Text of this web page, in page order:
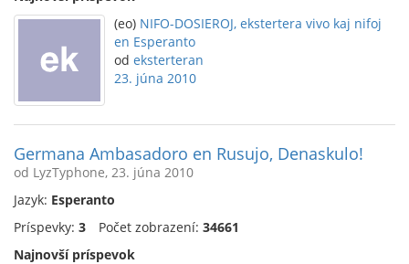
(eo) NIFO-DOSIEROJ, ekstertera vivo kaj nifoj
en Esperanto
od eksterteran
23. júna 2010
Germana Ambasadoro en Rusujo, Denaskulo!
od LyzTyphone, 23. júna 2010
Jazyk: Esperanto
Príspevky: 3 Počet zobrazení: 34661
Najnovší príspevok